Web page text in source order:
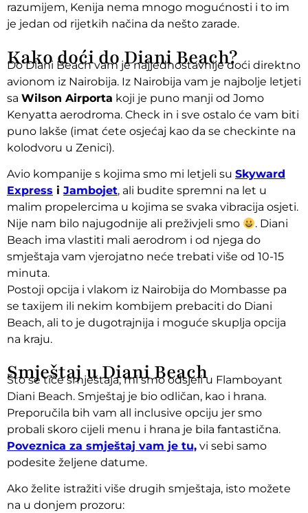
razumijem, Kenija nema mnogo mogućnosti i to im
je jedan od rijetkih načina da nešto zarade.
Kako doći do Diani Beach?
Do Diani Beach vam je najjednostavnije doći direktno
avionom iz Nairobija. Iz Nairobija vam je najbolje letjeti
sa Wilson Airporta koji je puno manji od Jomo
Kenyatta aerodroma. Check in i sve ostalo će vam biti
puno lakše (imat ćete osjećaj kao da se checkinte na
kolodvoru u Zenici).
Avio kompanije s kojima smo mi letjeli su Skyward
Express i Jambojet, ali budite spremni na let u
malim propelercima u kojima se svaka vibracija osjeti.
Nije nam bilo najugodnije ali preživjeli smo
. Diani
Beach ima vlastiti mali aerodrom i od njega do
smještaja vam vjerojatno neće trebati više od 10-15
minuta.
Postoji opcija i vlakom iz Nairobija do Mombasse pa
se taxijem ili nekim kombijem prebaciti do Diani
Beach, ali to je dugotrajnija i moguće skuplja opcija
na kraju.
Smještaj u Diani Beach
Što se tiče smještaja, mi smo odsjeli u Flamboyant
Diani Beach. Smještaj je bio odličan, kao i hrana.
Preporučila bih vam all inclusive opciju jer smo
probali skoro cijeli menu i hrana je bila fantastična.
Poveznica za smještaj vam je tu, vi sebi samo
podesite željene datume.
Ako želite istražiti više drugih smještaja, isto možete
na u donjem prozoru: